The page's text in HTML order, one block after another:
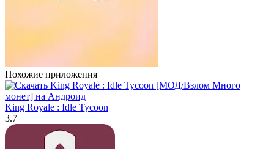
Похожие приложения
King Royale : Idle Tycoon
3.7